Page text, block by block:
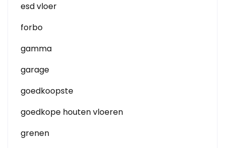
esd vloer
forbo
gamma
garage
goedkoopste
goedkope houten vloeren
grenen